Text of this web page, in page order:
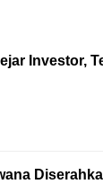
Investor,